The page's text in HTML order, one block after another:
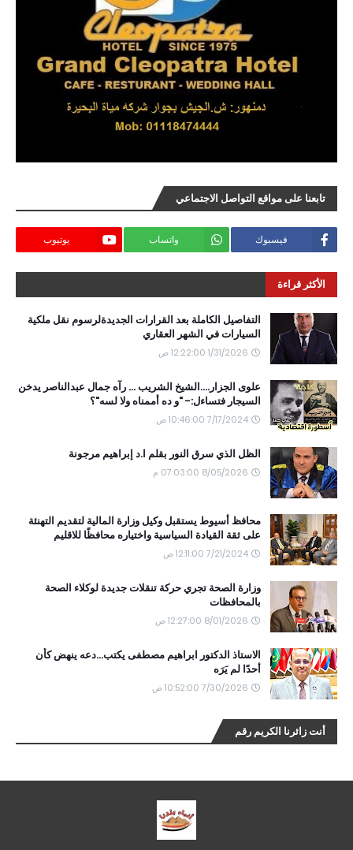
تابعنا على مواقع التواصل الاجتماعي
فيسبوك واتساب يوتيوب
الأكثر قراءة
التفاصيل الكاملة بعد القرارات الجديدةلرسوم نقل ملكية
السيارات في الشهر العقاري
1/31/2026 12:22:00 ص
علوى الجزار....الشيخ الشريب ... رآه جمال عبدالناصر يدخن
السيجار فتساءل:- "و ده أممناه ولا لسه"؟
7/17/2024 10:46:00 ص
الظل الذي سرق النور بقلم ا.د إبراهيم مرجونة
8/05/2026 07:03:00 م
محافظ أسيوط يستقبل وكيل وزارة المالية لتقديم التهنئة
على ثقة القيادة السياسية واختياره محافظًا للاقليم
7/21/2024 12:11:00 ص
وزارة الصحة تجري حركة تنقلات جديدة لوكلاء الصحة
بالمحافظات
8/01/2026 12:27:00 ص
الاستاذ الدكتور ابراهيم مصطفى يكتب...دعه ينهض كأن
أحدًا لم يَرَه
7/30/2026 10:52:00 ص
أنت زائرنا الكريم رقم